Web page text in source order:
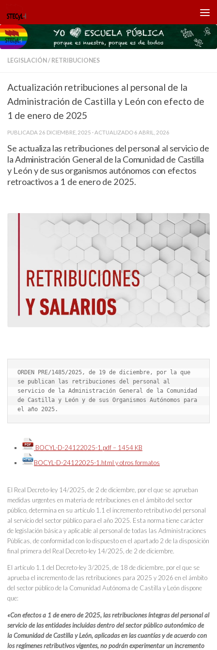
Saltar al contenido
LEGISLACIÓN / RETRIBUCIONES
Actualización retribuciones al personal de la
Administración de Castilla y León con efecto de
1 de enero de 2025
PUBLICADA 26 DICIEMBRE, 2025 · ACTUALIZADO 6 ABRIL, 2026
Se actualiza las retribuciones del personal al servicio de
la Administración General de la Comunidad de Castilla
y León y de sus organismos autónomos con efectos
retroactivos a 1 de enero de 2025.
ORDEN PRE/1485/2025, de 19 de diciembre, por la que
se publican las retribuciones del personal al
servicio de la Administración General de la Comunidad
de Castilla y León y de sus Organismos Autónomos para
el año 2025.
BOCYL-D-24122025-1.pdf – 1454 KB
BOCYL-D-24122025-1.html y otros formatos
El Real Decreto-ley 14/2025, de 2 de diciembre, por el que se aprueban
medidas urgentes en materia de retribuciones en el ámbito del sector
público, determina en su artículo 1.1 el incremento retributivo del personal
al servicio del sector público para el año 2025. Esta norma tiene carácter
de legislación básica y aplicable al personal de todas las Administraciones
Públicas, de conformidad con lo dispuesto en el apartado 2 de la disposición
final primera del Real Decreto-ley 14/2025, de 2 de diciembre.
El artículo 1.1 del Decreto-ley 3/2025, de 18 de diciembre, por el que se
aprueba el incremento de las retribuciones para 2025 y 2026 en el ámbito
del sector público de la Comunidad Autónoma de Castilla y León dispone
que:
«Con efectos a 1 de enero de 2025, las retribuciones íntegras del personal al
servicio de las entidades incluidas dentro del sector público autonómico de
la Comunidad de Castilla y León, aplicadas en las cuantías y de acuerdo con
los regímenes retributivos vigentes, no podrán experimentar un incremento